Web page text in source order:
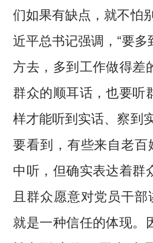
们如果有缺点，就不怕
近平总书记强调，“要
方去，多到工作做得差
群众的顺耳话，也要听
样才能听到实话、察到
要看到，有些来自老百
中听，但确实表达着群
且群众愿意对党员干部
就是一种信任的体现。